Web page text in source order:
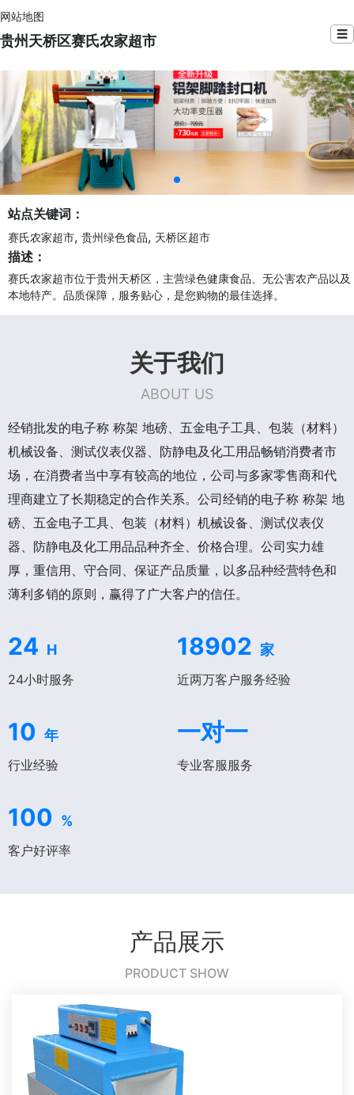
网站地图
贵州天桥区赛氏农家超市 ☰
站点关键词：
赛氏农家超市, 贵州绿色食品, 天桥区超市
描述：
赛氏农家超市位于贵州天桥区，主营绿色健康食品、无公害农产品以及
本地特产。品质保障，服务贴心，是您购物的最佳选择。
关于我们
ABOUT US
经销批发的电子称 称架 地磅、五金电子工具、包装（材料）
机械设备、测试仪表仪器、防静电及化工用品畅销消费者市
场，在消费者当中享有较高的地位，公司与多家零售商和代
理商建立了长期稳定的合作关系。公司经销的电子称 称架 地
磅、五金电子工具、包装（材料）机械设备、测试仪表仪
器、防静电及化工用品品种齐全、价格合理。公司实力雄
厚，重信用、守合同、保证产品质量，以多品种经营特色和
薄利多销的原则，赢得了广大客户的信任。
24 H
24小时服务
18902 家
近两万客户服务经验
10 年
行业经验
一对一
专业客服服务
100 %
客户好评率
产品展示
PRODUCT SHOW